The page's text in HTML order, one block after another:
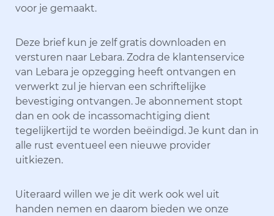
voor je gemaakt.
Deze brief kun je zelf gratis downloaden en
versturen naar Lebara. Zodra de klantenservice
van Lebara je opzegging heeft ontvangen en
verwerkt zul je hiervan een schriftelijke
bevestiging ontvangen. Je abonnement stopt
dan en ook de incassomachtiging dient
tegelijkertijd te worden beëindigd. Je kunt dan in
alle rust eventueel een nieuwe provider
uitkiezen.
Uiteraard willen we je dit werk ook wel uit
handen nemen en daarom bieden we onze